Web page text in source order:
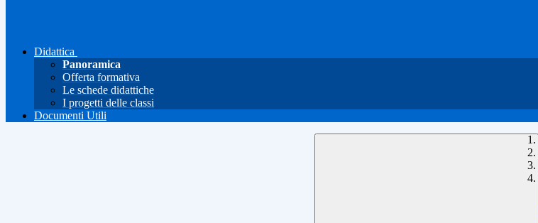
Didattica
Panoramica
Offerta formativa
Le schede didattiche
I progetti delle classi
Documenti Utili